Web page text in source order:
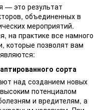
— это результат
объединенных в
мероприятий.
на практике все намного
которые позволят вам
сорта
над созданием новых
потенциалом
и вредителям, а